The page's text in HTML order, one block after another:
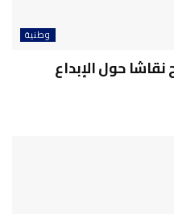
وطنية
حول الإبداع